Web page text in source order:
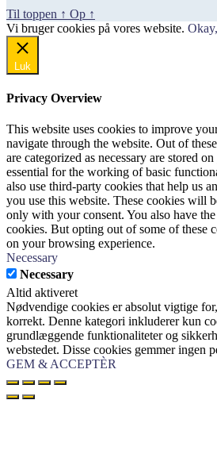
Til toppen ↑ Op ↑
Vi bruger cookies på vores website.
Luk
Privacy Overview
This website uses cookies to improve
navigate through the website. Out of
are categorized as necessary are stored
essential for the working of basic
also use third-party cookies that help us
you use this website. These cookies will
only with your consent. You also have
cookies. But opting out of some of these
on your browsing experience.
Necessary
Necessary
Altid aktiveret
Nødvendige cookies er absolut vigtige
korrekt. Denne kategori inkluderer kun
grundlæggende funktionaliteter og
webstedet. Disse cookies gemmer ingen
GEM & ACCEPTÈR